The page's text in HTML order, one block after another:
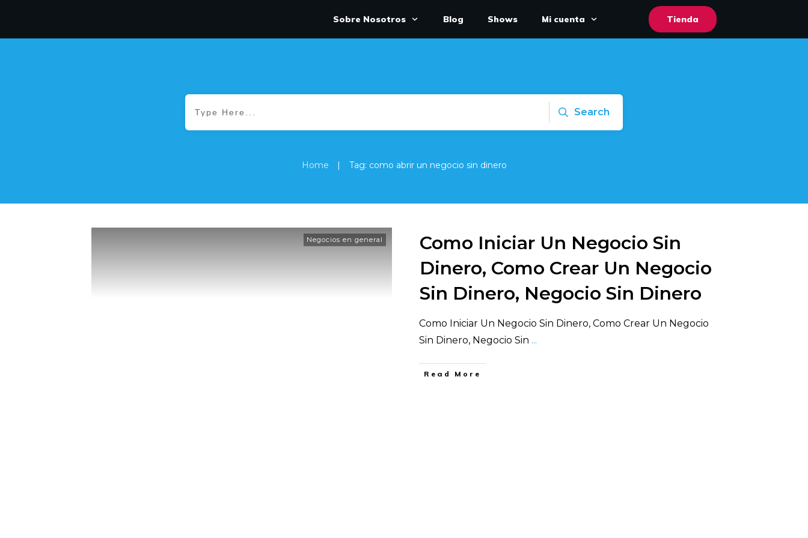
Sobre Nosotros Blog Shows Mi cuenta Tienda
Search
Home | Tag: como abrir un negocio sin dinero
Negocios en general
Como Iniciar Un Negocio Sin
Dinero, Como Crear Un Negocio
Sin Dinero, Negocio Sin Dinero
Como Iniciar Un Negocio Sin Dinero, Como Crear Un Negocio
Sin Dinero, Negocio Sin ...
​Read More